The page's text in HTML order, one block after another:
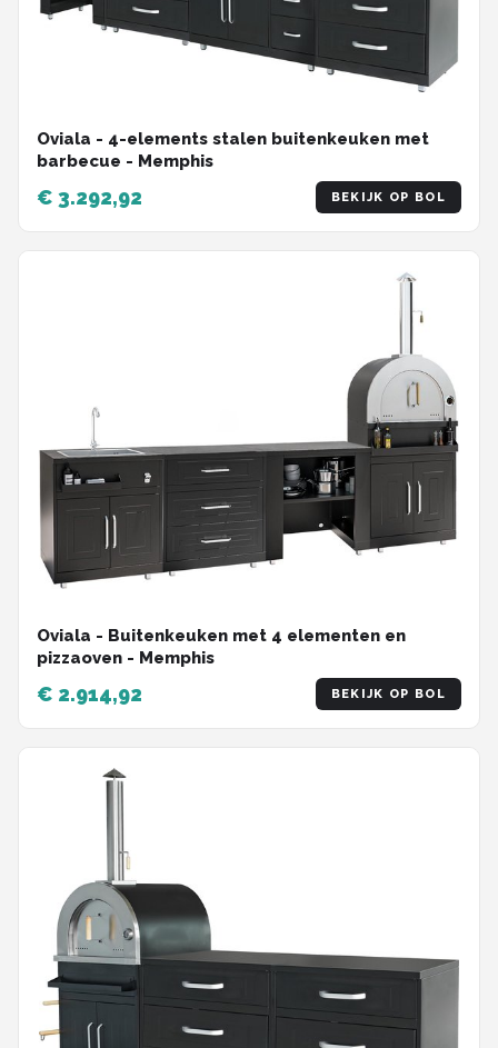
Oviala - 4-elements stalen buitenkeuken met
barbecue - Memphis
€ 3.292,92 BEKIJK OP BOL
Oviala - Buitenkeuken met 4 elementen en
pizzaoven - Memphis
€ 2.914,92 BEKIJK OP BOL